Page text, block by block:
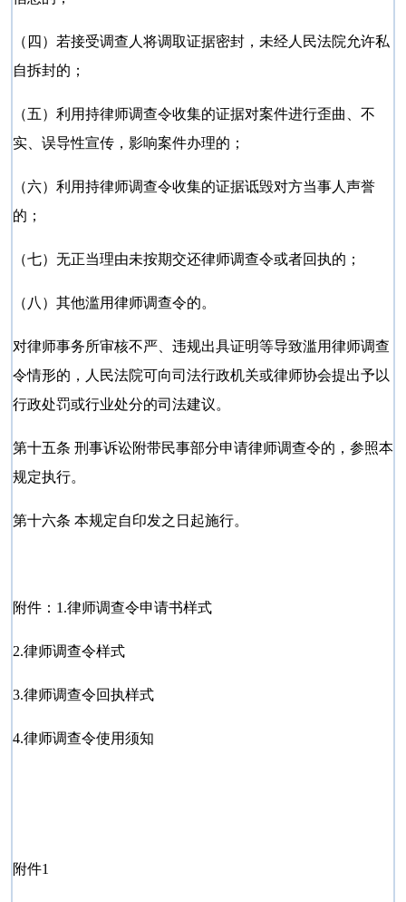
（四）若接受调查人将调取证据密封，未经人民法院允许私
自拆封的；
（五）利用持律师调查令收集的证据对案件进行歪曲、不
实、误导性宣传，影响案件办理的；
（六）利用持律师调查令收集的证据诋毁对方当事人声誉
的；
（七）无正当理由未按期交还律师调查令或者回执的；
（八）其他滥用律师调查令的。
对律师事务所审核不严、违规出具证明等导致滥用律师调查
令情形的，人民法院可向司法行政机关或律师协会提出予以
行政处罚或行业处分的司法建议。
第十五条 刑事诉讼附带民事部分申请律师调查令的，参照本
规定执行。
第十六条 本规定自印发之日起施行。
附件：1.律师调查令申请书样式
2.律师调查令样式
3.律师调查令回执样式
4.律师调查令使用须知
附件1